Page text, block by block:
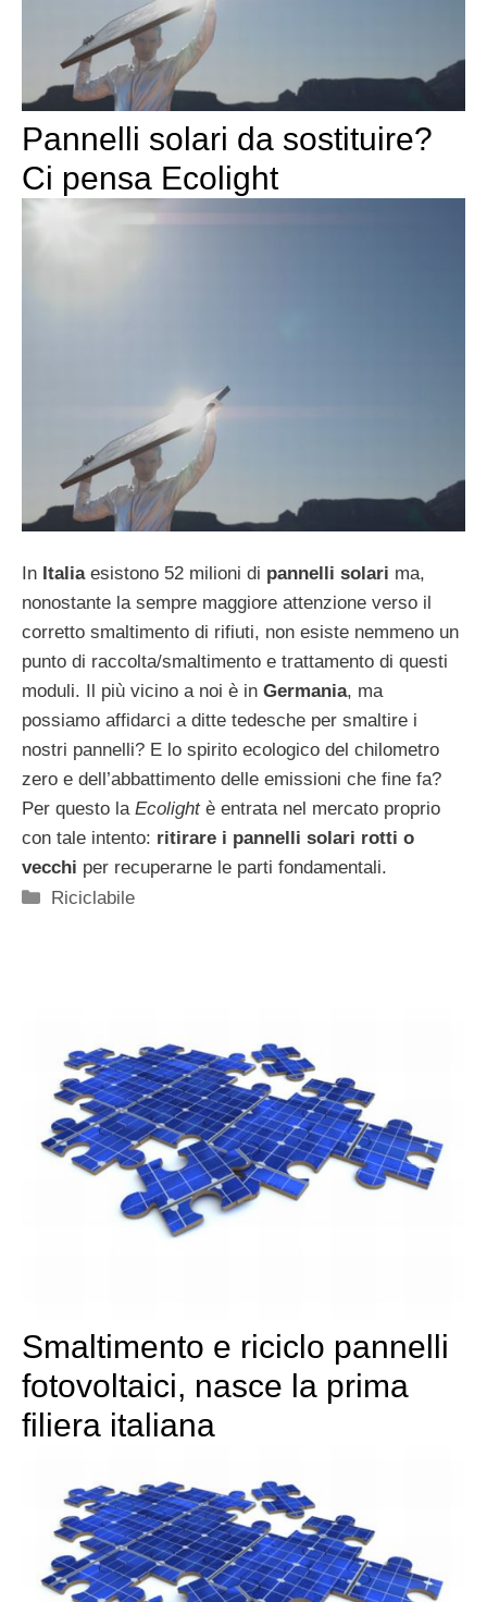
Pannelli solari da sostituire?
Ci pensa Ecolight
In Italiaesistono 52 milioni di pannelli solari ma,
nonostante la sempre maggiore attenzione verso il
corretto smaltimento di rifiuti, non esiste nemmeno un
punto di raccolta/smaltimento e trattamento di questi
moduli. Il più vicino a noi è in Germania, ma
possiamo affidarci a ditte tedesche per smaltire i
nostri pannelli? E lo spirito ecologico del chilometro
zero e dell’abbattimento delle emissioni che fine fa?
Per questo la Ecolightè entrata nel mercato proprio
con tale intento: ritirare i pannelli solari rotti o
vecchi per recuperarne le parti fondamentali.
Categorie
Riciclabile
Smaltimento e riciclo pannelli
fotovoltaici, nasce la prima
filiera italiana